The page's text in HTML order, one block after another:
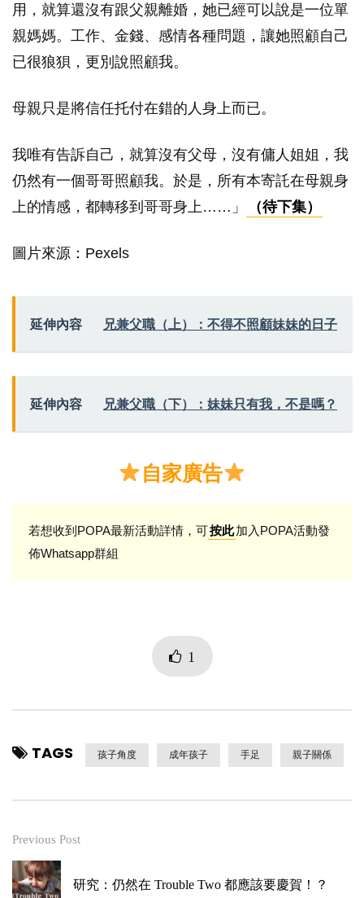
用，就算還沒有跟父親離婚，她已經可以說是一位單
親媽媽。工作、金錢、感情各種問題，讓她照顧自己
已很狼狽，更別說照顧我。
母親只是將信任托付在錯的人身上而已。
我唯有告訴自己，就算沒有父母，沒有傭人姐姐，我
仍然有一個哥哥照顧我。於是，所有本寄託在母親身
上的情感，都轉移到哥哥身上……」
（待下集）
圖片來源：Pexels
延伸內容 兄兼父職（上）：不得不照顧妹妹的日子
延伸內容 兄兼父職（下）：妹妹只有我，不是嗎？
自家廣告
若想收到POPA最新活動詳情，可按此加入POPA活動發
佈Whatsapp群組
1
TAGS 孩子角度 成年孩子 手足 親子關係
Previous Post
研究：仍然在 Trouble Two 都應該要慶賀！？